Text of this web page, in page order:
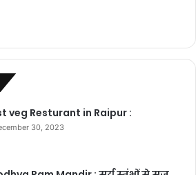
veg Resturant in Raipur :
30, 2023